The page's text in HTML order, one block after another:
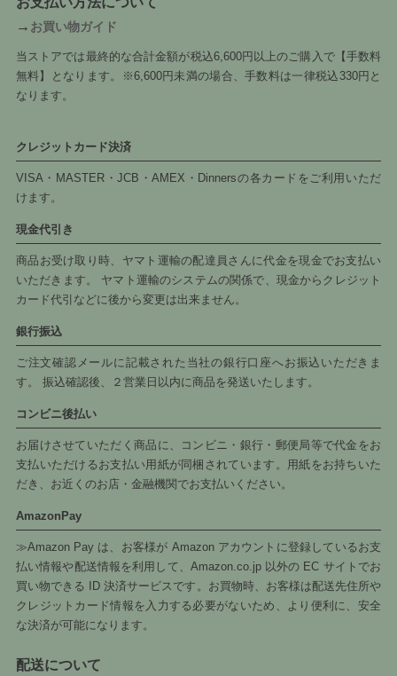
→ お買い物ガイド
当ストアでは最終的な合計金額が税込6,600円以上のご購入で【手数料
無料】となります。※6,600円未満の場合、手数料は一律税込330円と
なります。
クレジットカード決済
VISA・MASTER・JCB・AMEX・Dinnersの各カードをご利用いただ
けます。
現金代引き
商品お受け取り時、ヤマト運輸の配達員さんに代金を現金でお支払い
いただきます。 ヤマト運輸のシステムの関係で、現金からクレジット
カード代引などに後から変更は出来ません。
銀行振込
ご注文確認メールに記載された当社の銀行口座へお振込いただきま
す。 振込確認後、２営業日以内に商品を発送いたします。
コンビニ後払い
お届けさせていただく商品に、コンビニ・銀行・郵便局等で代金をお
支払いただけるお支払い用紙が同梱されています。用紙をお持ちいた
だき、お近くのお店・金融機関でお支払いください。
AmazonPay
≫Amazon Pay は、お客様が Amazon アカウントに登録しているお支
払い情報や配送情報を利用して、Amazon.co.jp 以外の EC サイトでお
買い物できる ID 決済サービスです。お買物時、お客様は配送先住所や
クレジットカード情報を入力する必要がないため、より便利に、安全
な決済が可能になります。
配送について